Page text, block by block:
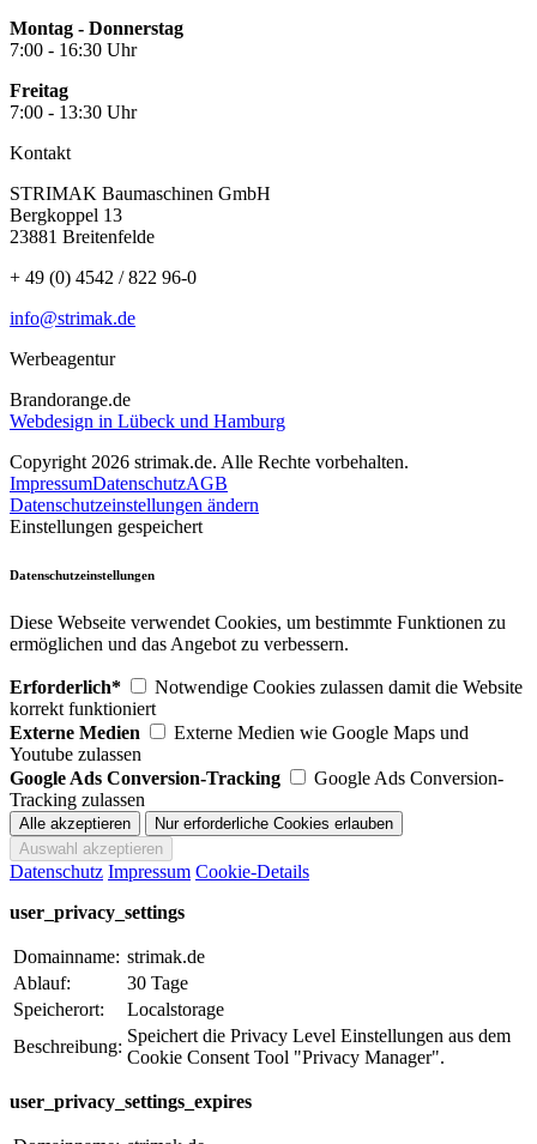
Montag - Donnerstag
7:00 - 16:30 Uhr
Freitag
7:00 - 13:30 Uhr
Kontakt
STRIMAK Baumaschinen GmbH
Bergkoppel 13
23881 Breitenfelde
+ 49 (0) 4542 / 822 96-0
info@strimak.de
Werbeagentur
Brandorange.de
Webdesign in Lübeck und Hamburg
Copyright 2026 strimak.de. Alle Rechte vorbehalten.
ImpressumDatenschutzAGB
Datenschutzeinstellungen ändern
Einstellungen gespeichert
Datenschutzeinstellungen
Diese Webseite verwendet Cookies, um bestimmte Funktionen zu
ermöglichen und das Angebot zu verbessern.
Erforderlich*
Notwendige Cookies zulassen damit die Website
korrekt funktioniert
Externe Medien
Externe Medien wie Google Maps und
Youtube zulassen
Google Ads Conversion-Tracking
Google Ads Conversion-
Tracking zulassen
Datenschutz Impressum Cookie-Details
user_privacy_settings
Domainname: strimak.de
Ablauf:
30 Tage
Speicherort:
Localstorage
Beschreibung:
Speichert die Privacy Level Einstellungen aus dem
Cookie Consent Tool "Privacy Manager".
user_privacy_settings_expires